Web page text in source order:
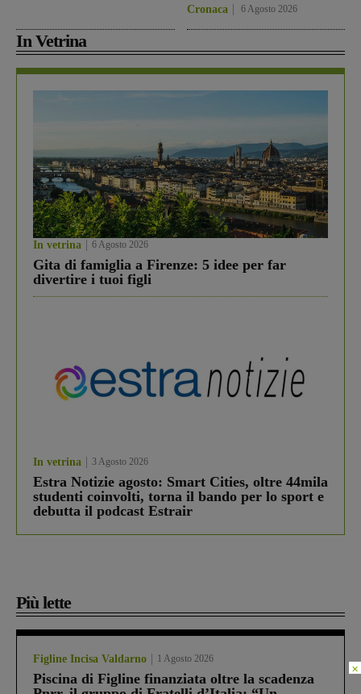
Cronaca 6 Agosto 2026
In Vetrina
In vetrina 6 Agosto 2026
Gita di famiglia a Firenze: 5 idee per far
divertire i tuoi figli
In vetrina 3 Agosto 2026
Estra Notizie agosto: Smart Cities, oltre 44mila
studenti coinvolti, torna il bando per lo sport e
debutta il podcast Estrair
Più lette
Figline Incisa Valdarno 1 Agosto 2026
Piscina di Figline finanziata oltre la scadenza
×